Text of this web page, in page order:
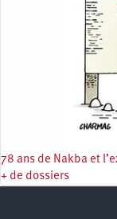
78 ans de Nakba et
+ de dossiers